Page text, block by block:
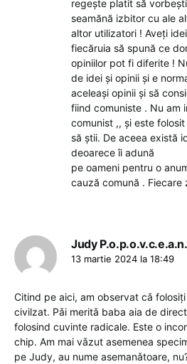
regește platit să
seamănă izbitor cu ale
altor utilizatori ! Aveți
fiecăruia să spună ce
opiniilor pot fi diferite !
de idei și opinii și e
aceleași opinii și să
fiind comuniste . Nu am
comunist ,, și este
să știi. De aceea există
deoarece îi adună
pe oameni pentru o
cauză comună .
Judy
13 martie 2024 la 18:49
Citind pe aici, am observat cǎ
civilzat. Pǎi meritǎ baba aia de
folosind cuvinte radicale. Este o
chip. Am mai vǎzut asemenea
pe Judy, au nume asemanǎtoare,